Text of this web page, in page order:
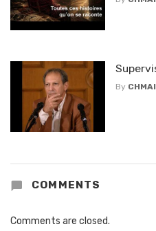
By
COMMENTS
Comments are closed.